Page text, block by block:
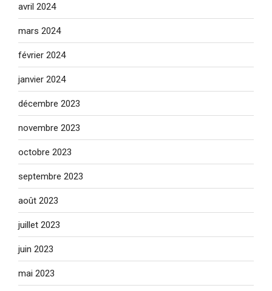
avril 2024
mars 2024
février 2024
janvier 2024
décembre 2023
novembre 2023
octobre 2023
septembre 2023
août 2023
juillet 2023
juin 2023
mai 2023